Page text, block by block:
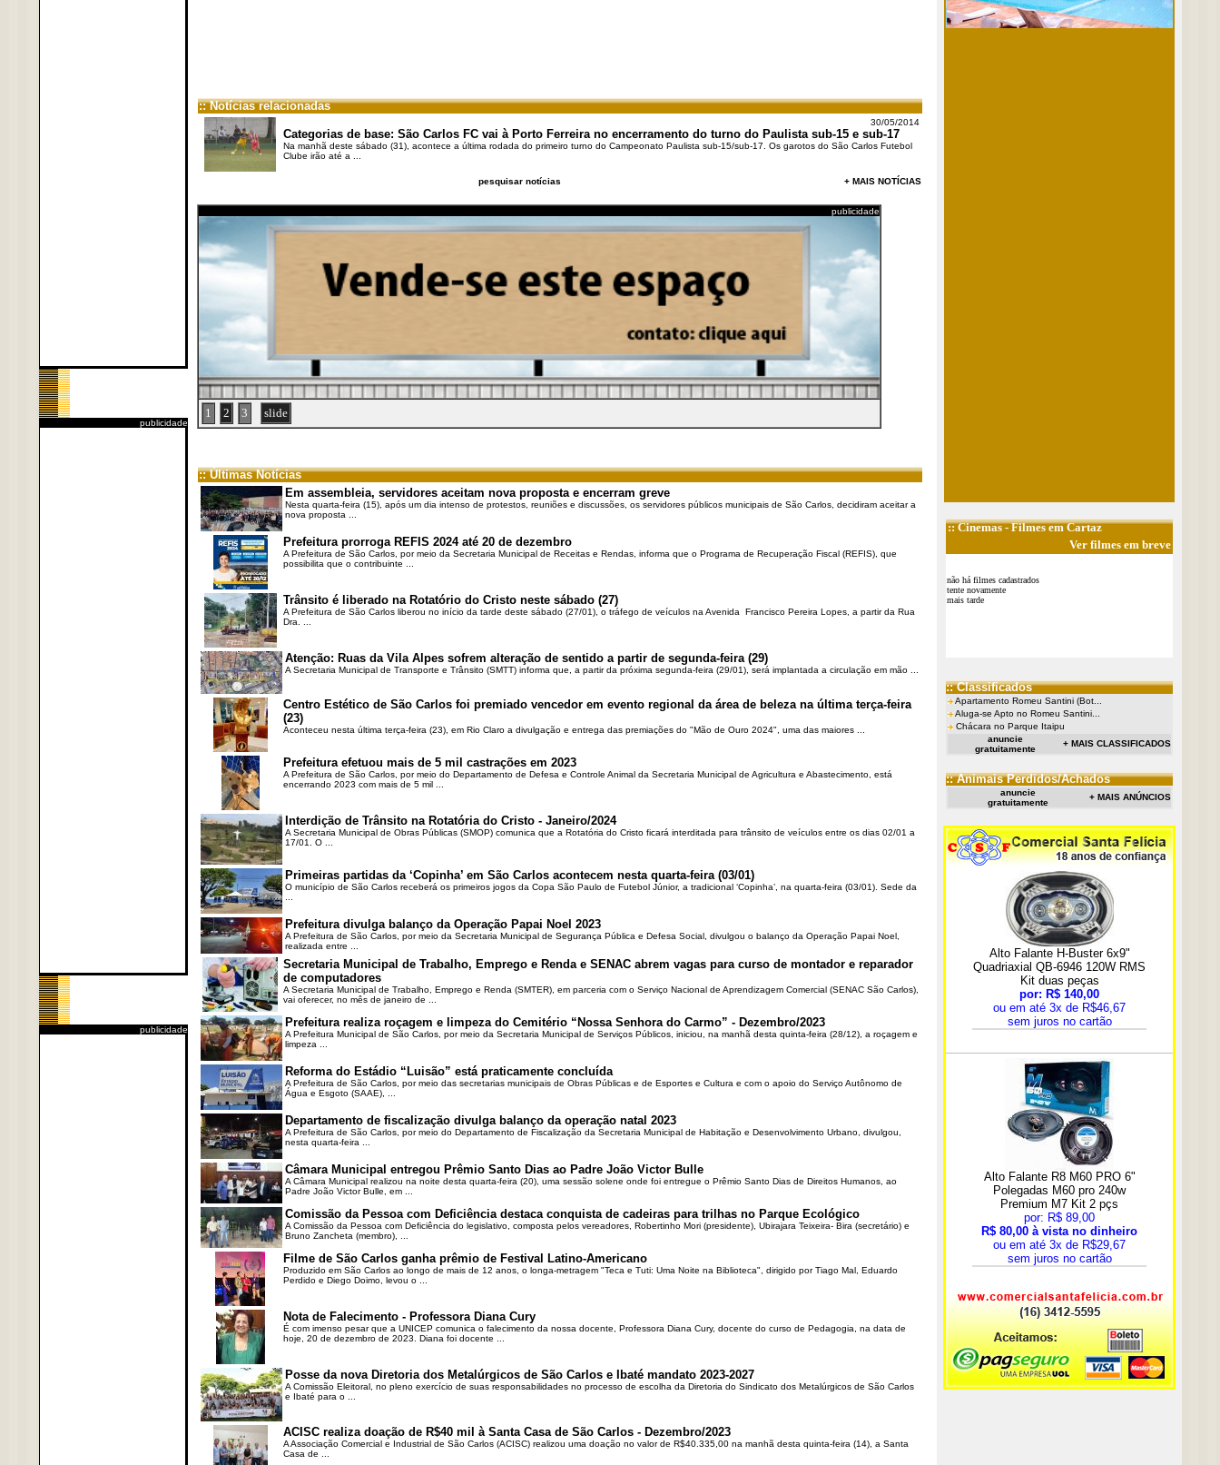
publicidade
publicidade
:: Notícias relacionadas
30/05/2014
Categorias de base: São Carlos FC vai à Porto Ferreira no encerramento do turno do Paulista sub-15 e sub-17
Na manhã deste sábado (31), acontece a última rodada do primeiro turno do Campeonato Paulista sub-15/sub-17. Os garotos do São Carlos Futebol
Clube irão até a ...
pesquisar notícias + MAIS NOTÍCIAS
publicidade
1 2 3 slide
:: Últimas Notícias
Em assembleia, servidores aceitam nova proposta e encerram greve
Nesta quarta-feira (15), após um dia intenso de protestos, reuniões e discussões, os servidores públicos municipais de São Carlos, decidiram aceitar a
nova proposta ...
Prefeitura prorroga REFIS 2024 até 20 de dezembro
A Prefeitura de São Carlos, por meio da Secretaria Municipal de Receitas e Rendas, informa que o Programa de Recuperação Fiscal (REFIS), que
possibilita que o contribuinte ...
Trânsito é liberado na Rotatório do Cristo neste sábado (27)
A Prefeitura de São Carlos liberou no início da tarde deste sábado (27/01), o tráfego de veículos na Avenida Francisco Pereira Lopes, a partir da Rua
Dra. ...
Atenção: Ruas da Vila Alpes sofrem alteração de sentido a partir de segunda-feira (29)
A Secretaria Municipal de Transporte e Trânsito (SMTT) informa que, a partir da próxima segunda-feira (29/01), será implantada a circulação em mão ...
Centro Estético de São Carlos foi premiado vencedor em evento regional da área de beleza na última terça-feira
(23)
Aconteceu nesta última terça-feira (23), em Rio Claro a divulgação e entrega das premiações do "Mão de Ouro 2024", uma das maiores ...
Prefeitura efetuou mais de 5 mil castrações em 2023
A Prefeitura de São Carlos, por meio do Departamento de Defesa e Controle Animal da Secretaria Municipal de Agricultura e Abastecimento, está
encerrando 2023 com mais de 5 mil ...
Interdição de Trânsito na Rotatória do Cristo - Janeiro/2024
A Secretaria Municipal de Obras Públicas (SMOP) comunica que a Rotatória do Cristo ficará interditada para trânsito de veículos entre os dias 02/01 a
17/01. O ...
Primeiras partidas da ‘Copinha’ em São Carlos acontecem nesta quarta-feira (03/01)
O município de São Carlos receberá os primeiros jogos da Copa São Paulo de Futebol Júnior, a tradicional ‘Copinha’, na quarta-feira (03/01). Sede da
Prefeitura divulga balanço da Operação Papai Noel 2023
A Prefeitura de São Carlos, por meio da Secretaria Municipal de Segurança Pública e Defesa Social, divulgou o balanço da Operação Papai Noel,
realizada entre ...
Secretaria Municipal de Trabalho, Emprego e Renda e SENAC abrem vagas para curso de montador e reparador
de computadores
A Secretaria Municipal de Trabalho, Emprego e Renda (SMTER), em parceria com o Serviço Nacional de Aprendizagem Comercial (SENAC São Carlos),
vai oferecer, no mês de janeiro de ...
Prefeitura realiza roçagem e limpeza do Cemitério “Nossa Senhora do Carmo” - Dezembro/2023
A Prefeitura Municipal de São Carlos, por meio da Secretaria Municipal de Serviços Públicos, iniciou, na manhã desta quinta-feira (28/12), a roçagem e
limpeza ...
Reforma do Estádio “Luisão” está praticamente concluída
A Prefeitura de São Carlos, por meio das secretarias municipais de Obras Públicas e de Esportes e Cultura e com o apoio do Serviço Autônomo de
Água e Esgoto (SAAE), ...
Departamento de fiscalização divulga balanço da operação natal 2023
A Prefeitura de São Carlos, por meio do Departamento de Fiscalização da Secretaria Municipal de Habitação e Desenvolvimento Urbano, divulgou,
nesta quarta-feira ...
Câmara Municipal entregou Prêmio Santo Dias ao Padre João Victor Bulle
A Câmara Municipal realizou na noite desta quarta-feira (20), uma sessão solene onde foi entregue o Prêmio Santo Dias de Direitos Humanos, ao
Padre João Victor Bulle, em ...
Comissão da Pessoa com Deficiência destaca conquista de cadeiras para trilhas no Parque Ecológico
A Comissão da Pessoa com Deficiência do legislativo, composta pelos vereadores, Robertinho Mori (presidente), Ubirajara Teixeira- Bira (secretário) e
Bruno Zancheta (membro), ...
Filme de São Carlos ganha prêmio de Festival Latino-Americano
Produzido em São Carlos ao longo de mais de 12 anos, o longa-metragem "Teca e Tuti: Uma Noite na Biblioteca", dirigido por Tiago Mal, Eduardo
Perdido e Diego Doimo, levou o ...
Nota de Falecimento - Professora Diana Cury
É com imenso pesar que a UNICEP comunica o falecimento da nossa docente, Professora Diana Cury, docente do curso de Pedagogia, na data de
hoje, 20 de dezembro de 2023. Diana foi docente ...
Posse da nova Diretoria dos Metalúrgicos de São Carlos e Ibaté mandato 2023-2027
A Comissão Eleitoral, no pleno exercício de suas responsabilidades no processo de escolha da Diretoria do Sindicato dos Metalúrgicos de São Carlos
e Ibaté para o ...
ACISC realiza doação de R$40 mil à Santa Casa de São Carlos - Dezembro/2023
A Associação Comercial e Industrial de São Carlos (ACISC) realizou uma doação no valor de R$40.335,00 na manhã desta quinta-feira (14), a Santa
Casa de ...
::Cinemas- Filmes em Cartaz
Ver filmes em breve
não há filmes cadastrados
tente novamente
mais tarde
:: Classificados
Apartamento Romeu Santini (Bot...
Aluga-se Apto no Romeu Santini...
Chácara no Parque Itaipu
anuncie
gratuitamente
+ MAIS CLASSIFICADOS
:: Animais Perdidos/Achados
anuncie
gratuitamente
+ MAIS ANÚNCIOS